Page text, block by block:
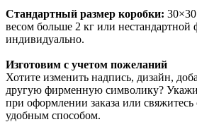
Стандартный размер коробки:
весом больше 2 кг или
индивидуально.
Изготовим с учетом пожеланий
Хотите изменить надпись, дизайн,
другую фирменную символику?
при оформлении заказа или
удобным способом.